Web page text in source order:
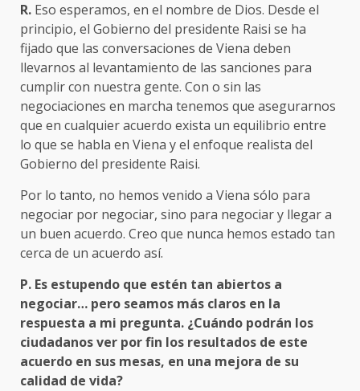
R. Eso esperamos, en el nombre de Dios. Desde el
principio, el Gobierno del presidente Raisi se ha
fijado que las conversaciones de Viena deben
llevarnos al levantamiento de las sanciones para
cumplir con nuestra gente. Con o sin las
negociaciones en marcha tenemos que asegurarnos
que en cualquier acuerdo exista un equilibrio entre
lo que se habla en Viena y el enfoque realista del
Gobierno del presidente Raisi.
Por lo tanto, no hemos venido a Viena sólo para
negociar por negociar, sino para negociar y llegar a
un buen acuerdo. Creo que nunca hemos estado tan
cerca de un acuerdo así.
P. Es estupendo que estén tan abiertos a
negociar… pero seamos más claros en la
respuesta a mi pregunta. ¿Cuándo podrán los
ciudadanos ver por fin los resultados de este
acuerdo en sus mesas, en una mejora de su
calidad de vida?